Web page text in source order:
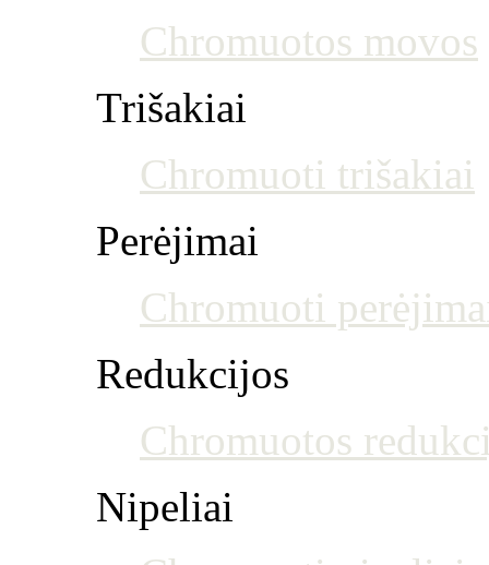
Chromuotos movos
Trišakiai
Chromuoti trišakiai
Perėjimai
Chromuoti
Redukcijos
Chromuotos
Nipeliai